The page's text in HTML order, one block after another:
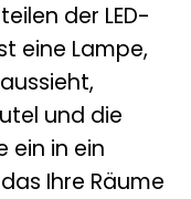
der LED-
eine Lampe,
und die
ein in ein
Ihre Räume